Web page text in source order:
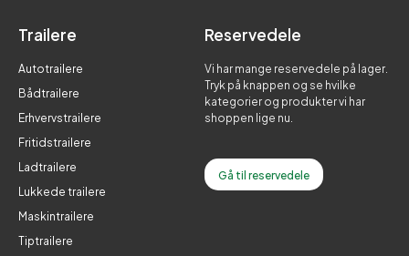
Trailere
Autotrailere
Bådtrailere
Erhvervstrailere
Fritidstrailere
Ladtrailere
Lukkede trailere
Maskintrailere
Tiptrailere
Reservedele
Vi har mange reservedele på lager.
Tryk på knappen og se hvilke
kategorier og produkter vi har
shoppen lige nu.
Gå til reservedele